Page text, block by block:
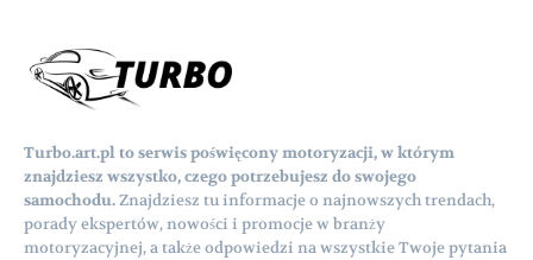
Turbo.art.pl to serwis poświęcony motoryzacji, w którym
znajdziesz wszystko, czego potrzebujesz do swojego
samochodu.Znajdziesz tu informacje o najnowszych trendach,
porady ekspertów, nowości i promocje w branży
motoryzacyjnej, a także odpowiedzi na wszystkie Twoje pytania